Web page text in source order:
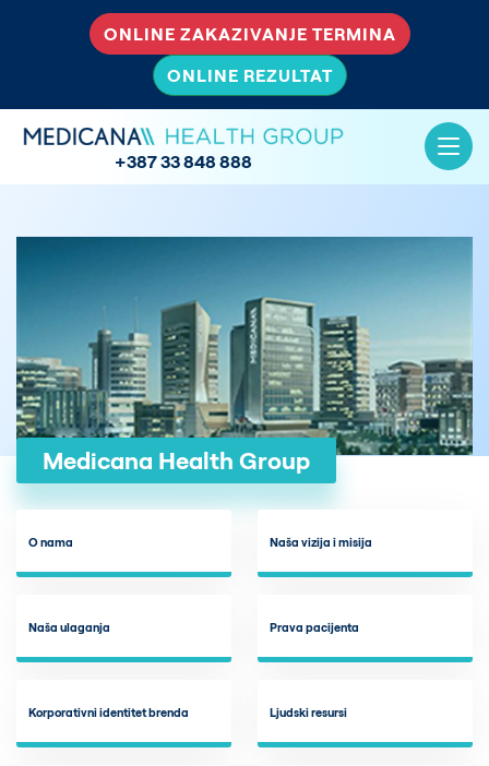
ONLINE ZAKAZIVANJE TERMINA
ONLINE REZULTAT
+387 33 848 888
Medicana Health Group
O nama Naša vizija i misija
Naša ulaganja Prava pacijenta
Korporativni identitet brenda Ljudski resursi